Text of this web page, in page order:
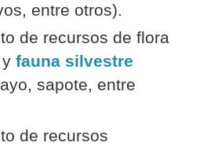
entre otros).
de recursos de flora
fauna silvestre
sapote, entre
de recursos